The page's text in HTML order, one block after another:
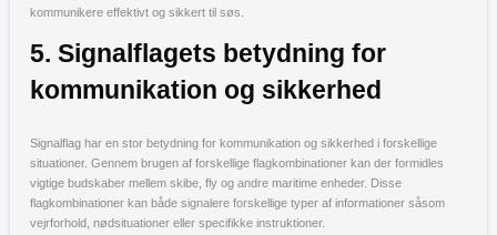
kommunikere effektivt og sikkert til søs.
5. Signalflagets betydning for
kommunikation og sikkerhed
Signalflag har en stor betydning for kommunikation og sikkerhed i forskellige
situationer. Gennem brugen af forskellige flagkombinationer kan der formidles
vigtige budskaber mellem skibe, fly og andre maritime enheder. Disse
flagkombinationer kan både signalere forskellige typer af informationer såsom
vejrforhold, nødsituationer eller specifikke instruktioner.